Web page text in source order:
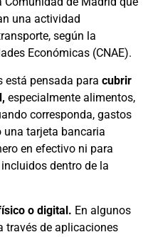
una actividad
según la
Económicas (CNAE).
está pensada para cubrir
especialmente alimentos,
corresponda, gastos
tarjeta bancaria
en efectivo ni para
dentro de la
o digital. En algunos
través de aplicaciones